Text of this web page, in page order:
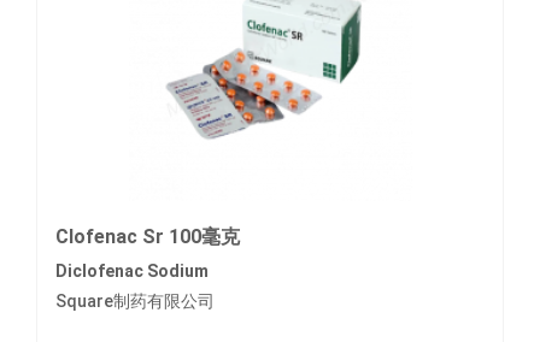
Clofenac Sr 100毫克
Diclofenac Sodium
Square制药有限公司